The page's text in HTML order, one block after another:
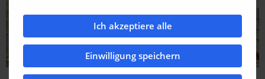
Ich akzeptiere alle
Einwilligung speichern